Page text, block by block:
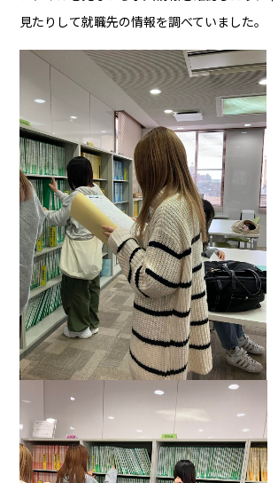
見たりして就職先の情報を調べていました。